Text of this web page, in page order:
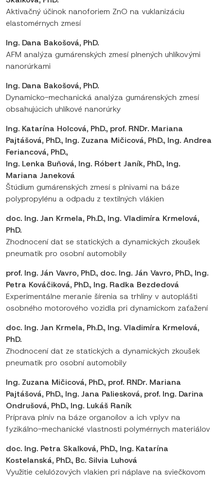
Aktivačný účinok nanoforiem ZnO na vuklanizáciu
elastomérnych zmesí
Ing. Dana Bakošová, PhD.
AFM analýza gumárenských zmesí plnených uhlíkovými
nanorúrkami
Ing. Dana Bakošová, PhD.
Dynamicko-mechanická analýza gumárenských zmesí
obsahujúcich uhlíkové nanorúrky
Ing. Katarína Holcová, PhD., prof. RNDr. Mariana
Pajtášová, PhD., Ing. Zuzana Mičicová, PhD., Ing. Andrea
Feriancová, PhD.,
Ing. Lenka Buňová, Ing. Róbert Janík, PhD., Ing.
Mariana Janeková
Štúdium gumárenských zmesí s plnivami na báze
polypropylénu a odpadu z textilných vlákien
doc. Ing. Jan Krmela, Ph.D., Ing. Vladimíra Krmelová,
PhD.
Zhodnocení dat se statických a dynamických zkoušek
pneumatik pro osobní automobily
prof. Ing. Ján Vavro, PhD., doc. Ing. Ján Vavro, PhD., Ing.
Petra Kováčiková, PhD., Ing. Radka Bezdedová
Experimentálne meranie šírenia sa trhliny v autoplášti
osobného motorového vozidla pri dynamickom zaťažení
doc. Ing. Jan Krmela, Ph.D., Ing. Vladimíra Krmelová,
PhD.
Zhodnocení dat ze statických a dynamických zkoušek
pneumatik pro osobní automobily
Ing. Zuzana Mičicová, PhD., prof. RNDr. Mariana
Pajtášová, PhD., Ing. Jana Paliesková, prof. Ing. Darina
Ondrušová, PhD., Ing. Lukáš Raník
Príprava plnív na báze organoílov a ich vplyv na
fyzikálno-mechanické vlastnosti polymérnych materiálov
doc. Ing. Petra Skalková, PhD., Ing. Katarína
Kostelanská, PhD., Bc. Silvia Luhová
Využitie celulózových vlakien pri náplave na sviečkovom